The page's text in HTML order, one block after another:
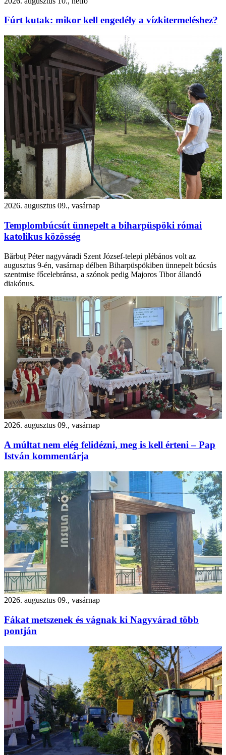
Fúrt kutak: mikor kell engedély a vízkitermeléshez?
2026. augusztus 09., vasárnap
Templombúcsút ünnepelt a biharpüspöki római
katolikus közösség
Bărbuț Péter nagyváradi Szent József-telepi plébános volt az
augusztus 9-én, vasárnap délben Biharpüspökiben ünnepelt búcsús
szentmise főcelebránsa, a szónok pedig Majoros Tibor állandó
diakónus.
2026. augusztus 09., vasárnap
A múltat nem elég felidézni, meg is kell érteni – Pap
István kommentárja
2026. augusztus 09., vasárnap
Fákat metszenek és vágnak ki Nagyvárad több
pontján